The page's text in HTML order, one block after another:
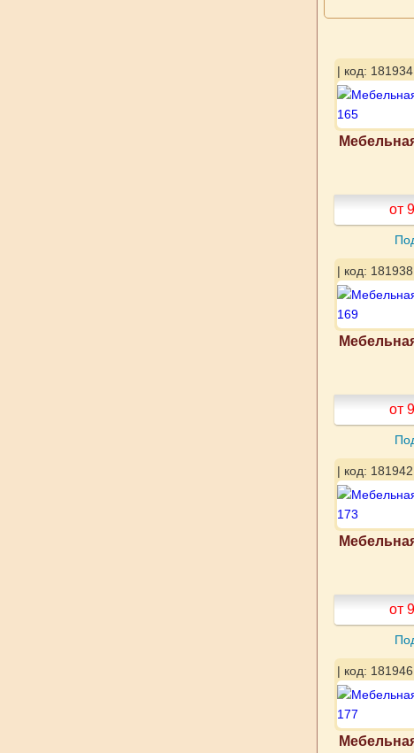
| код: 181934
от
| код: 181938
от
| код: 181942
от
| код: 181946